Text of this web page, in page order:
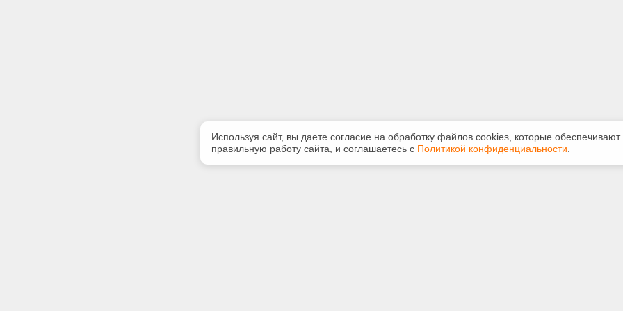
Используя сайт, вы даете согласие на обработку файлов сооkiеs, которые обеспечивают
правильную работу сайта, и соглашаетесь с Политикой конфиденциальности